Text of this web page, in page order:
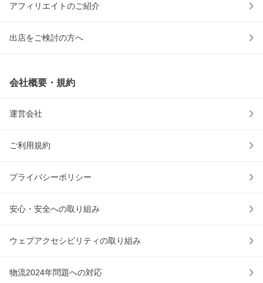
アフィリエイトのご紹介
出店をご検討の方へ
会社概要・規約
運営会社
ご利用規約
プライバシーポリシー
安心・安全への取り組み
ウェブアクセシビリティの取り組み
物流2024年問題への対応